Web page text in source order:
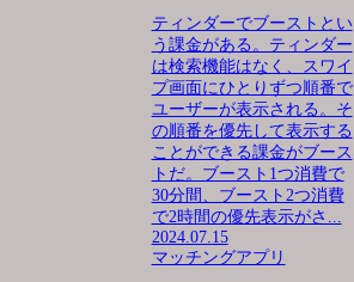
ティンダーでブーストとい
う課金がある。ティンダー
は検索機能はなく、スワイ
プ画面にひとりずつ順番で
ユーザーが表示される。そ
の順番を優先して表示する
ことができる課金がブース
トだ。ブースト1つ消費で
30分間、ブースト2つ消費
で2時間の優先表示がさ...
2024.07.15
マッチングアプリ